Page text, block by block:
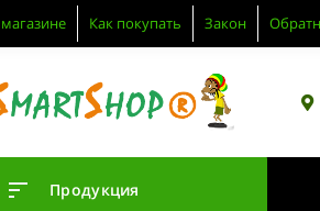
Как покупать Закон
Продукция